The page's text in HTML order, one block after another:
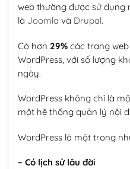
web thường được sử dụng
là Joomla và Drupal.
Có hơn 29%các trang
WordPress, với số lượng
ngày.
WordPress không chỉ là
một hệ thống quản lý nội
WordPress là một trong
– Có lịch sử lâu đời